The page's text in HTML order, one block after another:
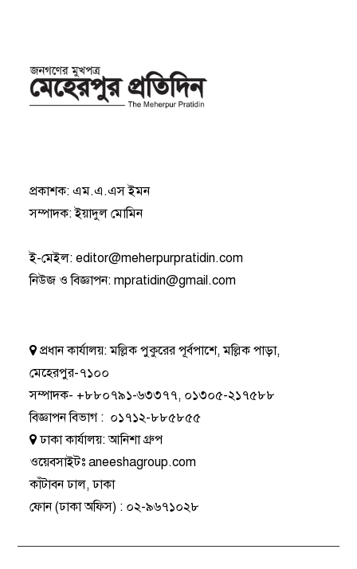
প্রকাশক: এম.এ.এস ইমন
সম্পাদক: ইয়াদুল মোমিন
ই-মেইল:editor@meherpurpratidin.com
নিউজ ও বিজ্ঞাপন:mpratidin@gmail.com
প্রধান কার্যালয়:মল্লিক পুকুরের পূর্বপাশে, মল্লিক পাড়া,
মেহেরপুর-৭১০০
সম্পাদক- +৮৮০৭৯১-৬৩৩৭৭, ০১৩০৫-২১৭৫৮৮
বিজ্ঞাপন বিভাগ: ০১৭১২-৮৮৫৮৫৫
ঢাকা কার্যালয়:আনিশা গ্রুপ
ওয়েবসাইটঃaneeshagroup.com
কাঁটাবন ঢাল, ঢাকা
ফোন(ঢাকা অফিস) : ০২-৯৬৭১০২৮